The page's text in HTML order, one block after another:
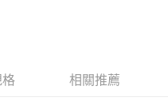
星展（台灣）商業銀行
中國信託商業銀行
格 相關推薦